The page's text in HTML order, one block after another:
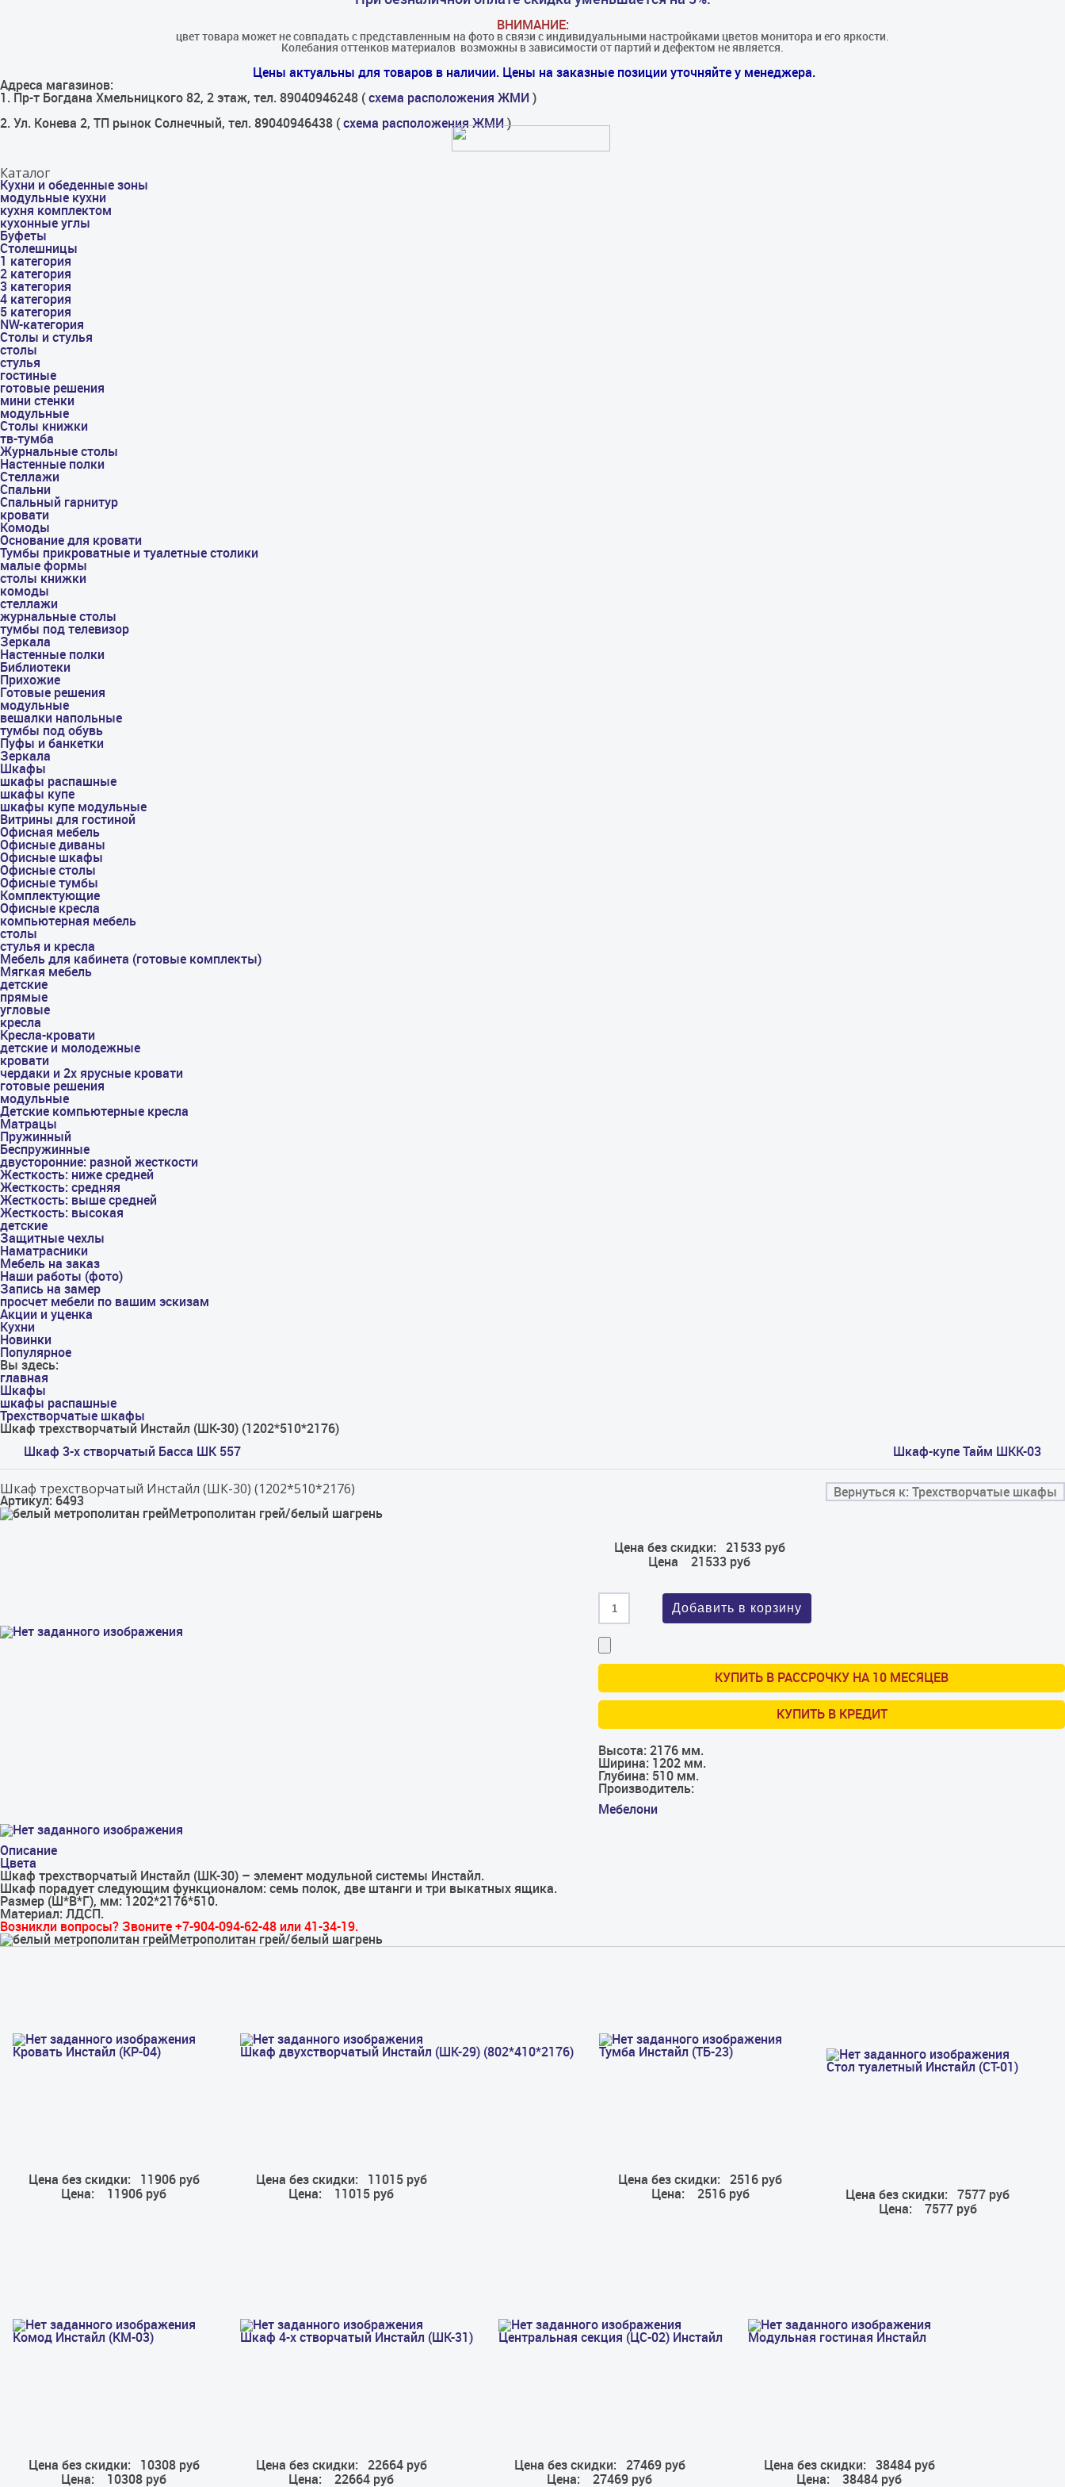
ВНИМАНИЕ:
цвет товара может не совпадать с представленным на фото в связи с индивидуальными настройками цветов монитора и его яркости.
Колебания оттенков материалов​ ​ возможны в зависимости от партий и дефектом не является.
Цены актуальны для товаров в наличии. Цены на заказные позиции уточняйте у менеджера.
Адреса магазинов:
1. Пр-т Богдана Хмельницкого 82, 2 этаж, тел. 89040946248 ( схема расположения ЖМИ )
2. Ул. Конева 2, ТП рынок Солнечный, тел. 89040946438 ( схема расположения ЖМИ)
Каталог
Кухни и обеденные зоны
модульные кухни
кухня комплектом
кухонные углы
Буфеты
Столешницы
1 категория
2 категория
3 категория
4 категория
5 категория
NW-категория
Столы и стулья
столы
стулья
гостиные
готовые решения
мини стенки
модульные
Столы книжки
тв-тумба
Журнальные столы
Настенные полки
Стеллажи
Спальни
Спальный гарнитур
кровати
Комоды
Основание для кровати
Тумбы прикроватные и туалетные столики
малые формы
столы книжки
комоды
стеллажи
журнальные столы
тумбы под телевизор
Зеркала
Настенные полки
Библиотеки
Прихожие
Готовые решения
модульные
вешалки напольные
тумбы под обувь
Пуфы и банкетки
Зеркала
Шкафы
шкафы распашные
шкафы купе
шкафы купе модульные
Витрины для гостиной
Офисная мебель
Офисные диваны
Офисные шкафы
Офисные столы
Офисные тумбы
Комплектующие
Офисные кресла
компьютерная мебель
столы
стулья и кресла
Мебель для кабинета (готовые комплекты)
Мягкая мебель
детские
прямые
угловые
кресла
Кресла-кровати
детские и молодежные
кровати
чердаки и 2х ярусные кровати
готовые решения
модульные
Детские компьютерные кресла
Матрацы
Пружинный
Беспружинные
двусторонние: разной жесткости
Жесткость: ниже средней
Жесткость: средняя
Жесткость: выше средней
Жесткость: высокая
детские
Защитные чехлы
Наматрасники
Мебель на заказ
Наши работы (фото)
Запись на замер
просчет мебели по вашим эскизам
Акции и уценка
Кухни
Новинки
Популярное
Вы здесь:
главная
Шкафы
шкафы распашные
Трехстворчатые шкафы
Шкаф трехстворчатый Инстайл (ШК-30) (1202*510*2176)
Шкаф 3-х створчатый Басса ШК 557
Шкаф-купе Тайм ШКК-03
Вернуться к: Трехстворчатые шкафы
Шкаф трехстворчатый Инстайл (ШК-30) (1202*510*2176)
Артикул: 6493
Метрополитан грей/белый шагрень
Цена без скидки:
21533 руб
Цена
21533 руб
КУПИТЬ В РАССРОЧКУ НА 10 МЕСЯЦЕВ
КУПИТЬ В КРЕДИТ
Высота:2176 мм.
Ширина: 1202 мм.
Глубина: 510 мм.
Производитель:
Мебелони
Описание
Цвета
Шкаф трехстворчатый Инстайл (ШК-30) – элемент модульной системы Инстайл.
Шкаф порадует следующим функционалом: семь полок, две штанги и три выкатных ящика.
Размер (Ш*В*Г), мм: 1202*2176*510.
Материал: ЛДСП.
Возникли вопросы? Звоните +7-904-094-62-48 или 41-34-19.
Метрополитан грей/белый шагрень
Кровать Инстайл (КР-04)
Цена без скидки:
11906 руб
Цена:
11906 руб
Шкаф двухстворчатый Инстайл (ШК-29) (802*410*2176)
Цена без скидки:
11015 руб
Цена:
11015 руб
Тумба Инстайл (ТБ-23)
Цена без скидки:
2516 руб
Цена:
2516 руб
Стол туалетный Инстайл (СТ-01)
Цена без скидки:
7577 руб
Цена:
7577 руб
Комод Инстайл (КМ-03)
Цена без скидки:
10308 руб
Цена:
10308 руб
Шкаф 4-х створчатый Инстайл (ШК-31)
Цена без скидки:
22664 руб
Цена:
22664 руб
Центральная секция (ЦС-02) Инстайл
Цена без скидки:
27469 руб
Цена:
27469 руб
Модульная гостиная Инстайл
Цена без скидки:
38484 руб
Цена:
38484 руб